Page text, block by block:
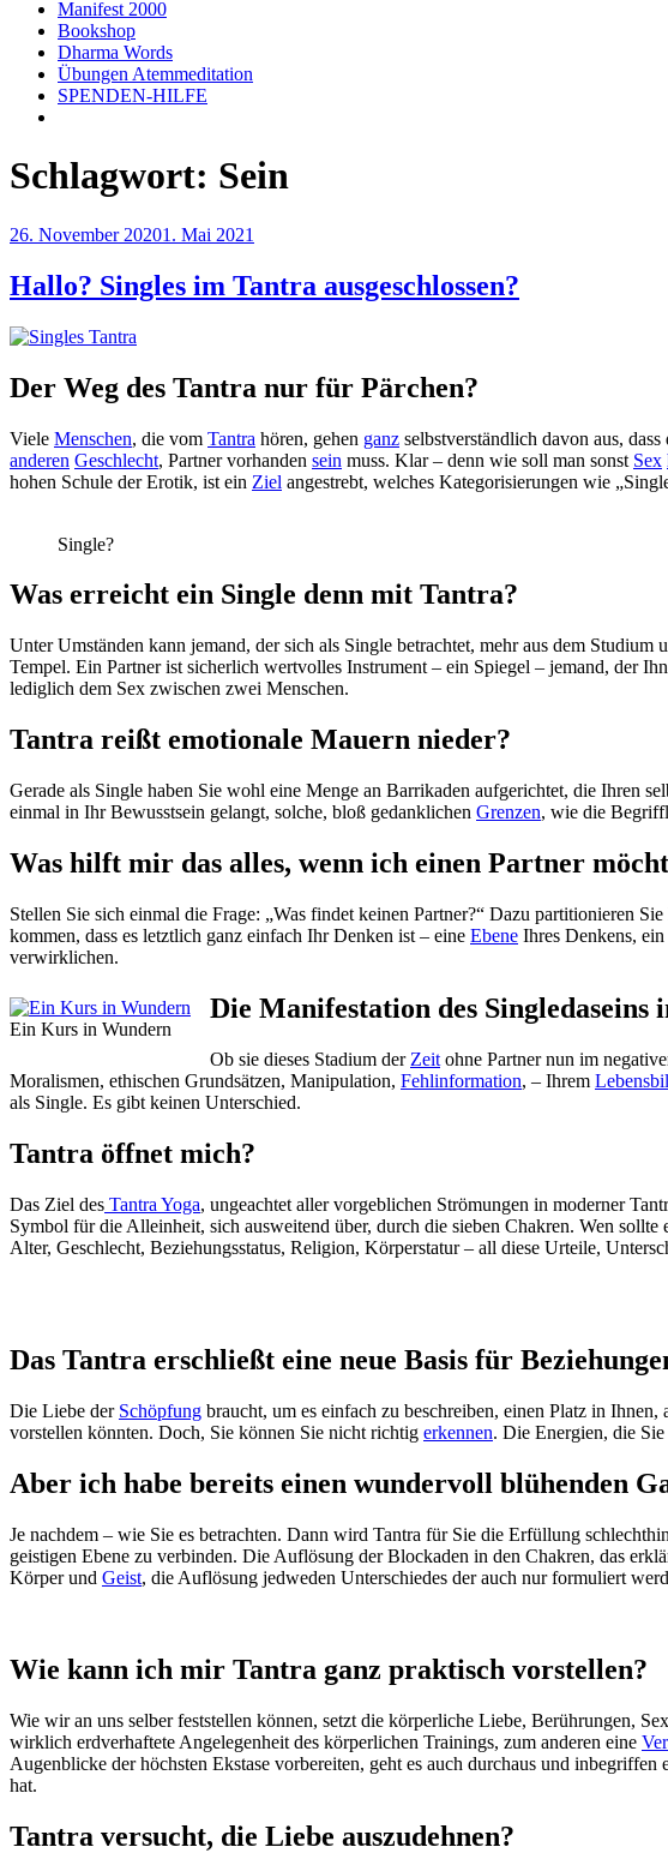
Manifest 2000
Bookshop
Dharma Words
Übungen Atemmeditation
SPENDEN-HILFE
Schlagwort: Sein
Veröffentlicht
26. November 20201. Mai 2021
Hallo? Singles im Tantra ausgeschlossen?
Der Weg des Tantra nur für Pärchen?
Viele Menschen, die vom Tantra hören, gehen ganz selbstverständlich davon aus, dass
anderen Geschlecht, Partner vorhanden sein muss. Klar – denn wie soll man sonst Sex
hohen Schule der Erotik, ist ein Ziel angestrebt, welches Kategorisierungen wie
Single?
Was erreicht ein Single denn mit Tantra?
Unter Umständen kann jemand, der sich als Single betrachtet, mehr aus dem Studium
Tempel. Ein Partner ist sicherlich wertvolles Instrument – ein Spiegel – jemand, der
lediglich dem Sex zwischen zwei Menschen.
Tantra reißt emotionale Mauern nieder?
Gerade als Single haben Sie wohl eine Menge an Barrikaden aufgerichtet, die Ihren
einmal in Ihr Bewusstsein gelangt, solche, bloß gedanklichen Grenzen, wie die
Was hilft mir das alles, wenn ich einen Partner
Stellen Sie sich einmal die Frage: „Was findet keinen Partner?“ Dazu partitionieren
kommen, dass es letztlich ganz einfach Ihr Denken ist – eine Ebene Ihres Denkens,
verwirklichen.
Ein Kurs in Wundern
Die Manifestation des Singledaseins
Ob sie dieses Stadium der Zeit ohne Partner nun im
Moralismen, ethischen Grundsätzen, Manipulation, Fehlinformation, – Ihrem
als Single. Es gibt keinen Unterschied.
Tantra öffnet mich?
Das Ziel des Tantra Yoga, ungeachtet aller vorgeblichen Strömungen in moderner
Symbol für die Alleinheit, sich ausweitend über, durch die sieben Chakren. Wen
Alter, Geschlecht, Beziehungsstatus, Religion, Körperstatur – all diese Urteile,
Das Tantra erschließt eine neue Basis für
Die Liebe der Schöpfung braucht, um es einfach zu beschreiben, einen Platz in
vorstellen könnten. Doch, Sie können Sie nicht richtig erkennen. Die Energien, die
Aber ich habe bereits einen wundervoll blühenden
Je nachdem – wie Sie es betrachten. Dann wird Tantra für Sie die Erfüllung
geistigen Ebene zu verbinden. Die Auflösung der Blockaden in den Chakren, das
Körper und Geist, die Auflösung jedweden Unterschiedes der auch nur formuliert
Wie kann ich mir Tantra ganz praktisch vorstellen?
Wie wir an uns selber feststellen können, setzt die körperliche Liebe, Berührungen,
wirklich erdverhaftete Angelegenheit des körperlichen Trainings, zum anderen eine
Augenblicke der höchsten Ekstase vorbereiten, geht es auch durchaus und
hat.
Tantra versucht, die Liebe auszudehnen?